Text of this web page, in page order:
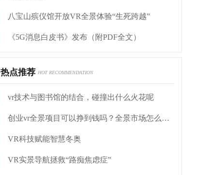
八宝山殡仪馆开放VR全景体验“生死跨越”
《5G消息白皮书》发布（附PDF全文）
热点推荐 HOT RECOMMENDATION
vr技术与图书馆的结合，碰撞出什么火花呢
创业vr全景项目可以挣到钱吗？全景市场怎么操作
VR科技赋能智慧冬奥
VR实景导航拯救“路痴焦虑症”